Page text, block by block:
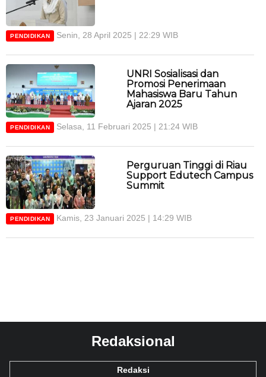
PENDIDIKAN Senin, 28 April 2025 | 22:29 WIB
UNRI Sosialisasi dan
Promosi Penerimaan
Mahasiswa Baru Tahun
Ajaran 2025
PENDIDIKAN Selasa, 11 Februari 2025 | 21:24 WIB
Perguruan Tinggi di Riau
Support Edutech Campus
Summit
PENDIDIKAN Kamis, 23 Januari 2025 | 14:29 WIB
Redaksional
Redaksi